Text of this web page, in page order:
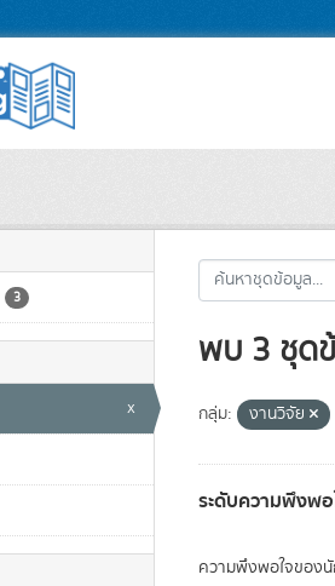
3
x
พบ 3 ชุด
กลุ่ม: งานวิจัย
ระดับความพึงพ
ความพึงพอใจของนั